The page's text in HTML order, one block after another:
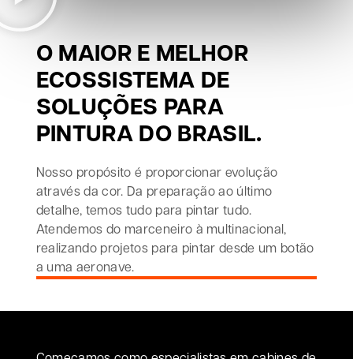
O MAIOR E MELHOR
ECOSSISTEMA DE
SOLUÇÕES PARA
PINTURA DO BRASIL.
Nosso propósito é proporcionar evolução
através da cor. Da preparação ao último
detalhe, temos tudo para pintar tudo.
Atendemos do marceneiro à multinacional,
realizando projetos para pintar desde um botão
a uma aeronave.